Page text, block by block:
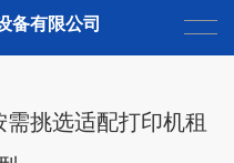
备有限公司
挑选适配打印机租